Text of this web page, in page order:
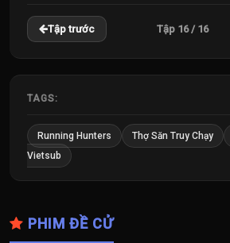
Tập trước Tập 16 / 16
TAGS:
Running Hunters Thợ Săn Truy Chạy
Vietsub
PHIM ĐỀ CỬ